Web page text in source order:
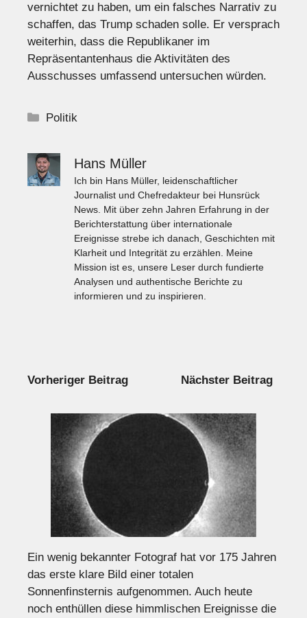
vernichtet zu haben, um ein falsches Narrativ zu
schaffen, das Trump schaden solle. Er versprach
weiterhin, dass die Republikaner im
Repräsentantenhaus die Aktivitäten des
Ausschusses umfassend untersuchen würden.
Kategorien
Politik
Hans Müller
Ich bin Hans Müller, leidenschaftlicher
Journalist und Chefredakteur bei Hunsrück
News. Mit über zehn Jahren Erfahrung in der
Berichterstattung über internationale
Ereignisse strebe ich danach, Geschichten mit
Klarheit und Integrität zu erzählen. Meine
Mission ist es, unsere Leser durch fundierte
Analysen und authentische Berichte zu
informieren und zu inspirieren.
Vorheriger Beitrag Nächster Beitrag
Ein wenig bekannter Fotograf hat vor 175 Jahren
das erste klare Bild einer totalen
Sonnenfinsternis aufgenommen. Auch heute
noch enthüllen diese himmlischen Ereignisse die